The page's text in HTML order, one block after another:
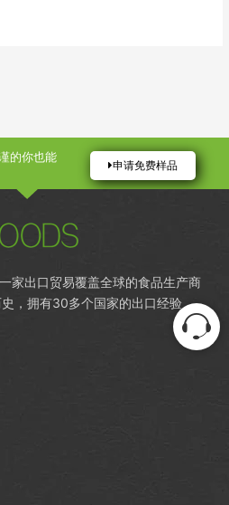
的你也能
申请免费样品
家出口贸易覆盖全球的食品生产商
，拥有30多个国家的出口经验，